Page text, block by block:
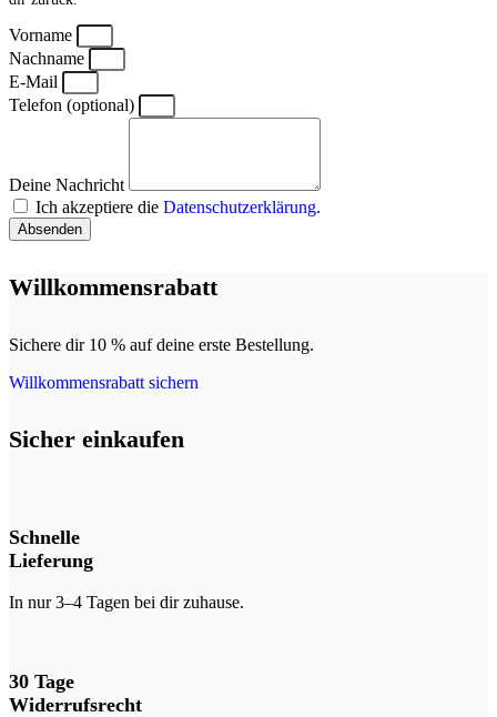
Vorname
Nachname
E-Mail
Telefon (optional)
Deine Nachricht
Ich akzeptiere die Datenschutzerklärung.
Absenden
Willkommensrabatt
Sichere dir 10 % auf deine erste Bestellung.
Willkommensrabatt sichern
Sicher einkaufen
Schnelle
Lieferung
In nur 3–4 Tagen bei dir zuhause.
30 Tage
Widerrufsrecht